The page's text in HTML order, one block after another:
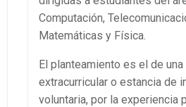
Computación,
Matemáticas y Física.
El planteamiento es el de
extracurricular o estancia de
voluntaria, por la experiencia